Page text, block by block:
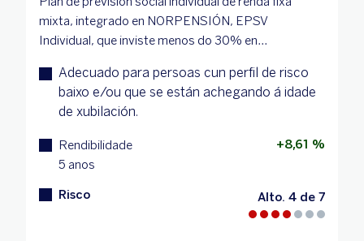
mixta, integrado en NORPENSIÓN, EPSV
Individual, que inviste menos do 30% en...
Adecuado para persoas cun perfil de risco
baixo e/ou que se están achegando á idade
de xubilación.
Rendibilidade
5 anos
+8,61 %
Risco Alto. 4 de 7